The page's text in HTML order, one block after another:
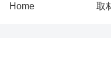
Home 取